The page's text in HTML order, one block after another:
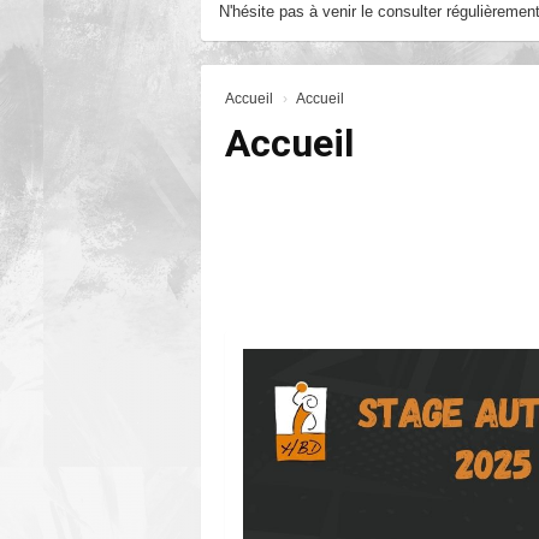
N'hésite pas à venir le consulter
Accueil Accueil
Accueil